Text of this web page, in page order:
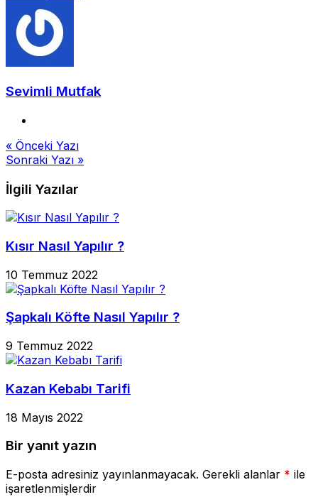
Sevimli Mutfak
Yazı
gezinmesi
« Önceki Yazı
Sonraki Yazı »
İlgili Yazılar
Kısır Nasıl Yapılır ?
10 Temmuz 2022
Şapkalı Köfte Nasıl Yapılır ?
9 Temmuz 2022
Kazan Kebabı Tarifi
18 Mayıs 2022
Bir yanıt yazın
E-posta adresiniz yayınlanmayacak. Gerekli alanlar * ile
işaretlenmişlerdir